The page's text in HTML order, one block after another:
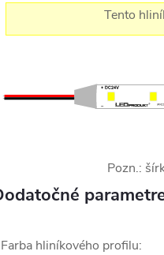
Tento
Pozn.:
Farba hliníkového profilu: